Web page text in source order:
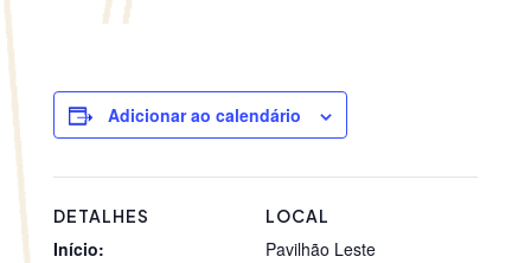
Adicionar ao calendário
DETALHES
Início:
LOCAL
Pavilhão Leste